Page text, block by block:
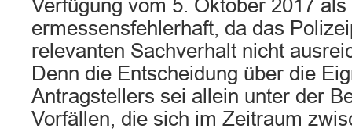
Verfügung vom 5. Oktober 2017 als
ermessensfehlerhaft, da das
relevanten Sachverhalt nicht
Denn die Entscheidung über die
Antragstellers sei allein unter der
Vorfällen, die sich im Zeitraum